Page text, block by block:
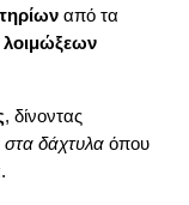
από τα
λοιμώξεων
, δίνοντας
δάχτυλα όπου